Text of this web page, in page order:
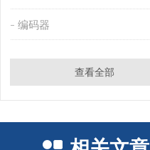
编码器
查看全部